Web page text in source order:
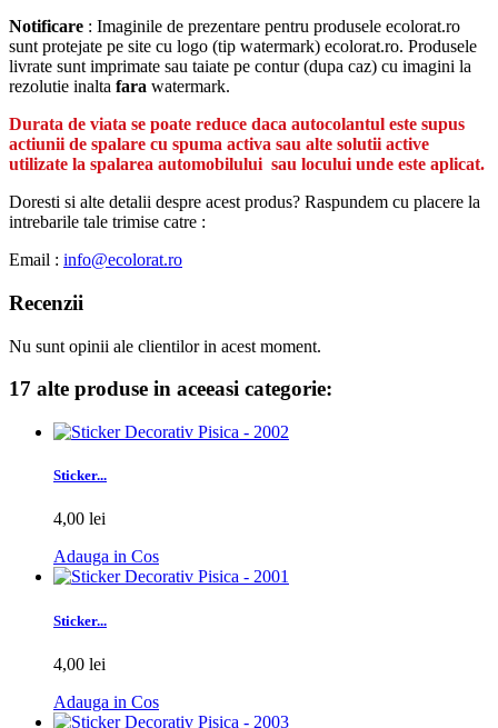
Notificare : Imaginile de prezentare pentru produsele ecolorat.ro
sunt protejate pe site cu logo (tip watermark) ecolorat.ro. Produsele
livrate sunt imprimate sau taiate pe contur (dupa caz) cu imagini la
rezolutie inalta fara watermark.
Durata de viata se poate reduce daca autocolantul este supus
actiunii de spalare cu spuma activa sau alte solutii active
utilizate la spalarea automobilului sau locului unde este aplicat.
Doresti si alte detalii despre acest produs? Raspundem cu placere la
intrebarile tale trimise catre :
Email : info@ecolorat.ro
Recenzii
Nu sunt opinii ale clientilor in acest moment.
17 alte produse in aceeasi categorie:
Sticker...
4,00 lei
Adauga in Cos
Sticker...
4,00 lei
Adauga in Cos